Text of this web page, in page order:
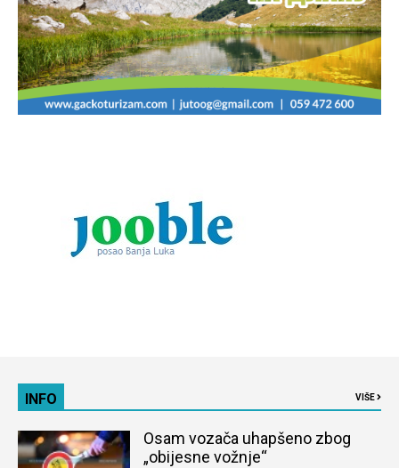
INFO VIŠE
Osam vozača uhapšeno zbog
„obijesne vožnje“